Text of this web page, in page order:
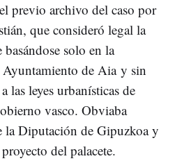
previo archivo del caso por
que consideró legal la
solo en la
de Aia y sin
las leyes urbanísticas de
vasco. Obviaba
Diputación de Gipuzkoa y
del palacete.